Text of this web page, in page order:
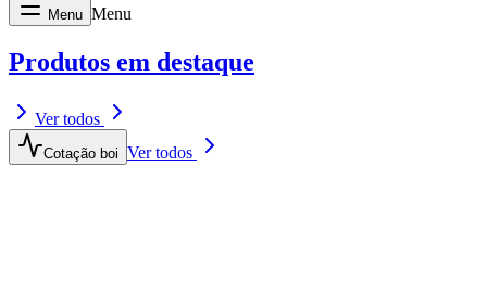
Menu Menu
Produtos em destaque
Ver todos
Cotação boi Ver todos